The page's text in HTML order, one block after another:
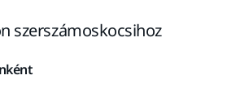
szerszámoskocsihoz